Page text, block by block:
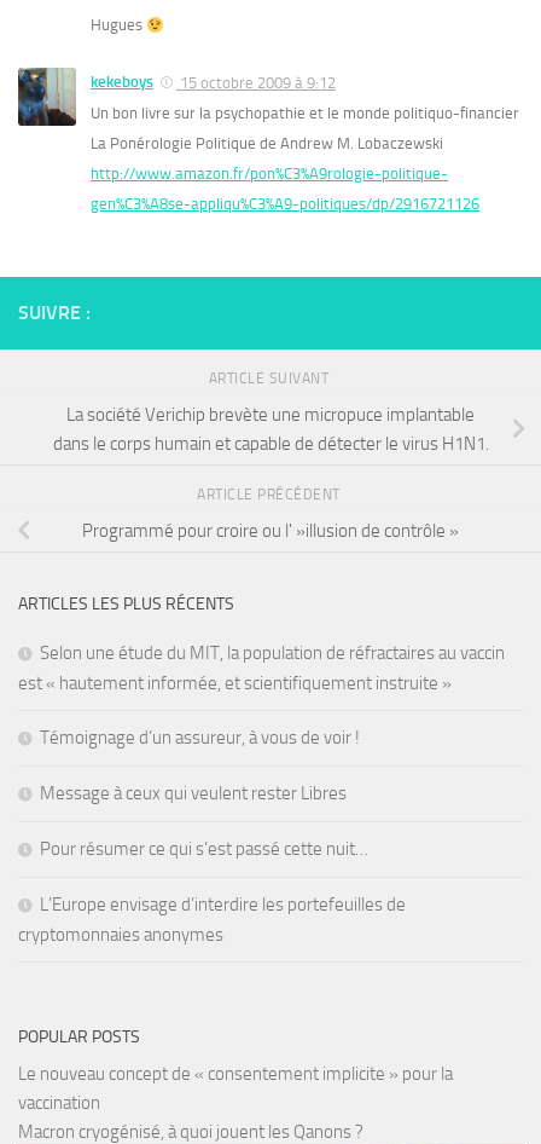
Hugues
kekeboys
15 octobre 2009 à 9:12
Un bon livre sur la psychopathie et le monde politiquo-financier
La Ponérologie Politique de Andrew M. Lobaczewski
http://www.amazon.fr/pon%C3%A9rologie-politique-
gen%C3%A8se-appliqu%C3%A9-politiques/dp/2916721126
SUIVRE :
ARTICLE SUIVANT
La société Verichip brevète une micropuce implantable
dans le corps humain et capable de détecter le virus H1N1.
ARTICLE PRÉCÉDENT
Programmé pour croire ou l' »illusion de contrôle »
ARTICLES LES PLUS RÉCENTS
Selon une étude du MIT, la population de réfractaires au vaccin
est « hautement informée, et scientifiquement instruite »
Témoignage d’un assureur, à vous de voir !
Message à ceux qui veulent rester Libres
Pour résumer ce qui s’est passé cette nuit…
L’Europe envisage d’interdire les portefeuilles de
cryptomonnaies anonymes
POPULAR POSTS
Le nouveau concept de « consentement implicite » pour la
vaccination
Macron cryogénisé, à quoi jouent les Qanons ?